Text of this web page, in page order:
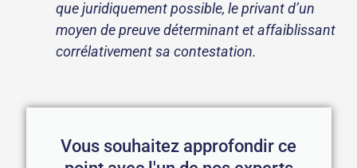
que juridiquement possible, le privant d’un
moyen de preuve déterminant et affaiblissant
corrélativement sa contestation.
Vous souhaitez approfondir ce